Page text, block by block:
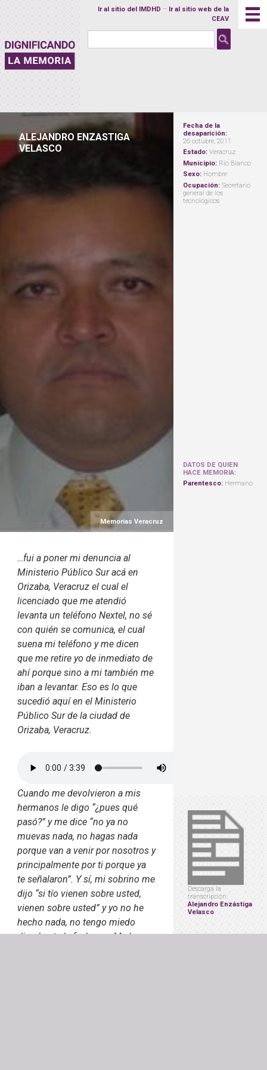
Ir al sitio del IMDHD – Ir al sitio web de la
CEAV
Buscar:
VELASCO
Fecha de la
desaparición:
26 octubre, 2011
Estado: Veracruz
Municipio: Río Blanco
Sexo: Hombre
Ocupación: Secretario
general de los
tecnológicos
DATOS DE QUIEN
HACE MEMORIA:
Parentesco: Hermano
Descarga la
transcripción:
Alejandro Enzástiga
Velasco
ALEJANDRO ENZASTIGA
VELASCO
Memorias Veracruz
…fui a poner mi denuncia al
Ministerio Público Sur acá en
Orizaba, Veracruz el cual el
licenciado que me atendió
levanta un teléfono Nextel, no sé
con quién se comunica, el cual
suena mi teléfono y me dicen
que me retire yo de inmediato de
ahí porque sino a mi también me
iban a levantar. Eso es lo que
sucedió aquí en el Ministerio
Público Sur de la ciudad de
Orizaba, Veracruz.
Cuando me devolvieron a mis
hermanos le digo “¿pues qué
pasó?” y me dice “no ya no
muevas nada, no hagas nada
porque van a venir por nosotros y
principalmente por ti porque ya
te señalaron”. Y sí, mi sobrino me
dijo “si tío vienen sobre usted,
vienen sobre usted” y yo no he
hecho nada, no tengo miedo
digo hasta la fecha no. Me he